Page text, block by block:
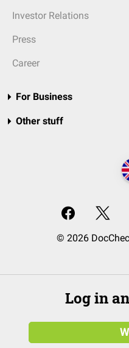
Investor Relations
Press
Career
For Business
Other stuff
© 2026
Log in